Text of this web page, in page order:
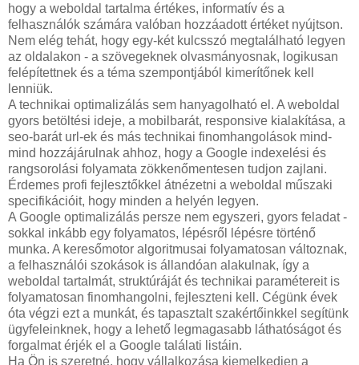
hogy a weboldal tartalma értékes, informatív és a
felhasználók számára valóban hozzáadott értéket nyújtson.
Nem elég tehát, hogy egy-két kulcsszó megtalálható legyen
az oldalakon - a szövegeknek olvasmányosnak, logikusan
felépítettnek és a téma szempontjából kimerítőnek kell
lenniük.
A technikai optimalizálás sem hanyagolható el. A weboldal
gyors betöltési ideje, a mobilbarát, responsive kialakítása, a
seo-barát url-ek és más technikai finomhangolások mind-
mind hozzájárulnak ahhoz, hogy a Google indexelési és
rangsorolási folyamata zökkenőmentesen tudjon zajlani.
Érdemes profi fejlesztőkkel átnézetni a weboldal műszaki
specifikációit, hogy minden a helyén legyen.
A Google optimalizálás persze nem egyszeri, gyors feladat -
sokkal inkább egy folyamatos, lépésről lépésre történő
munka. A keresőmotor algoritmusai folyamatosan változnak,
a felhasználói szokások is állandóan alakulnak, így a
weboldal tartalmát, struktúráját és technikai paramétereit is
folyamatosan finomhangolni, fejleszteni kell. Cégünk évek
óta végzi ezt a munkát, és tapasztalt szakértőinkkel segítünk
ügyfeleinknek, hogy a lehető legmagasabb láthatóságot és
forgalmat érjék el a Google találati listáin.
Ha Ön is szeretné, hogy vállalkozása kiemelkedjen a